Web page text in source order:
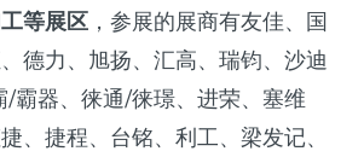
等展区 ，参展的展商有友佳、国
德力、旭扬、汇高、瑞钧、沙迪
/霸器、徕通/徕璟、进荣、塞维
、捷程、台铭、利工、梁发记、